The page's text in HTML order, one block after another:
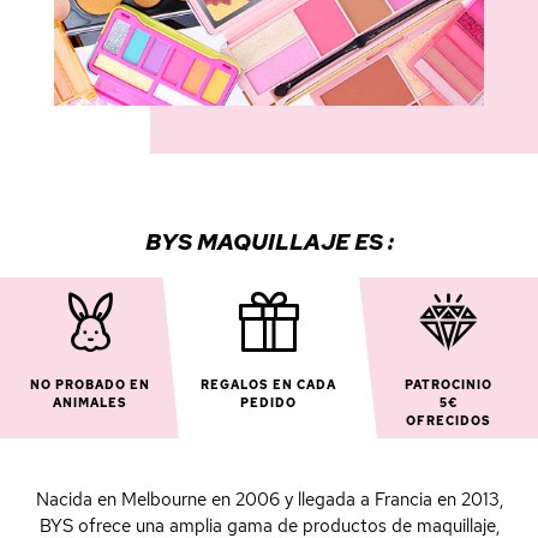
BYS MAQUILLAJE ES :
NO PROBADO EN
ANIMALES
REGALOS EN CADA
PEDIDO
PATROCINIO
5€
OFRECIDOS
Nacida en Melbourne en 2006 y llegada a Francia en 2013,
BYS ofrece una amplia gama de productos de maquillaje,